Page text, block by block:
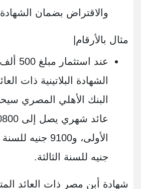
والاقتراض بضمان
مثال بالأرقام|
عند
الشهادة البلاتينية ذات
البنك الأهلي المصري
جنيه للسنة الثالثة.
شهادة أبن مصر ذات العائد